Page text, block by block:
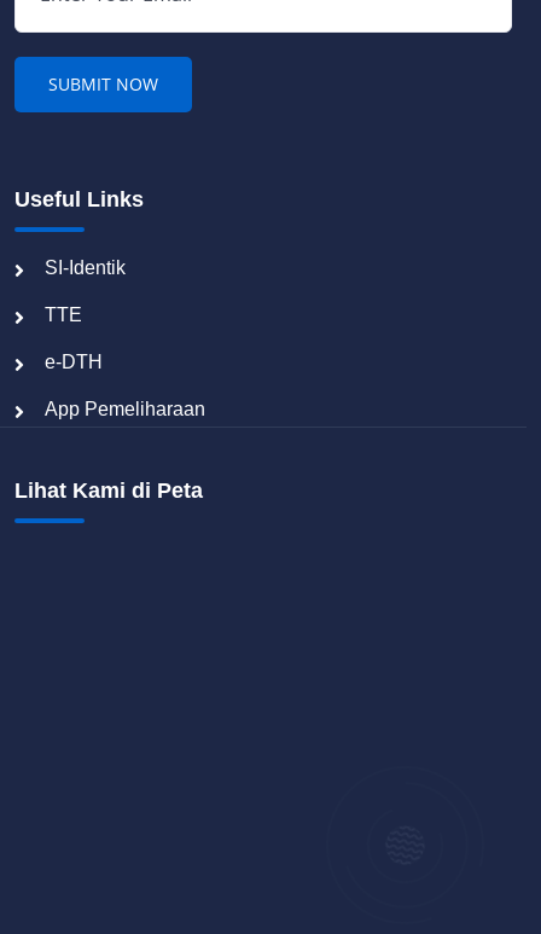
Useful Links
SI-Identik
TTE
e-DTH
App Pemeliharaan
Lihat Kami di Peta